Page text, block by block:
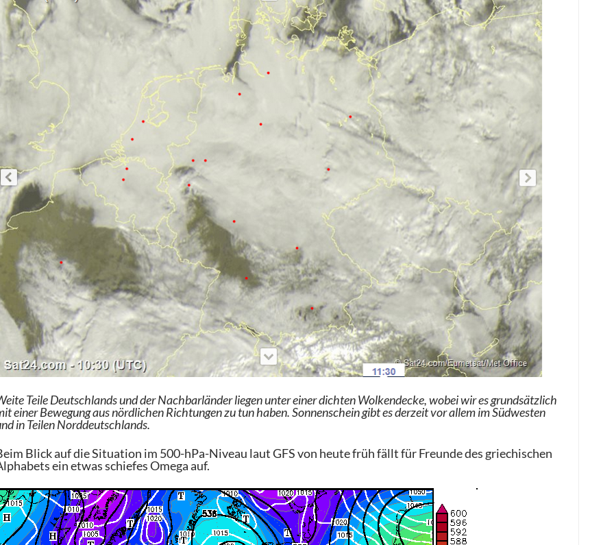
Teile Deutschlands und der Nachbarländer liegen unter einer dichten Wolkendecke, wobei wir es grundsätzlich
einer Bewegung aus nördlichen Richtungen zu tun haben. Sonnenschein gibt es derzeit vor allem im Südwesten
in Teilen Norddeutschlands.
Blick auf die Situation im 500-hPa-Niveau laut GFS von heute früh fällt für Freunde des griechischen
ein etwas schiefes Omega auf.